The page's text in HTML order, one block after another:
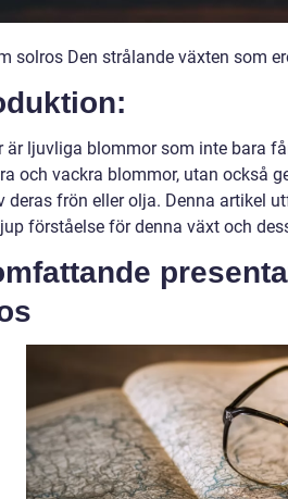
solros Den strålande växten som
är ljuvliga blommor som inte bara
och vackra blommor, utan också
deras frön eller olja. Denna artikel
förståelse för denna växt och